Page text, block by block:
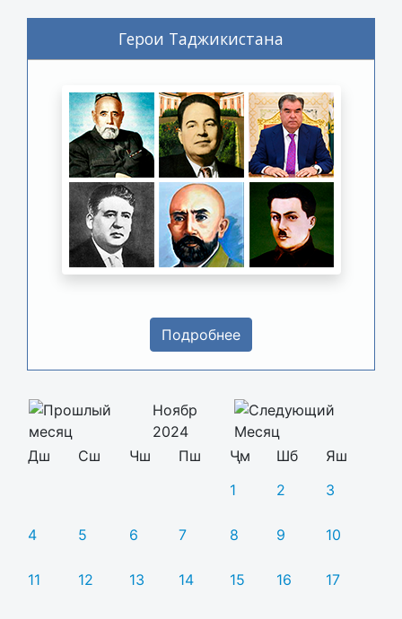
Герои Таджикистана
Подробнее
Ноябр
2024
Дш
Сш Чш Пш Ҷм Шб
Яш
1
2 3
4 5 6 7 8 9 10
11 12 13 14 15 16 17